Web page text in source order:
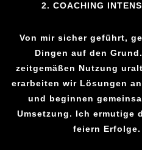
2. COACHING
Von mir sicher geführt,
Dingen auf den
zeitgemäßen Nutzung
erarbeiten wir Lösungen
und beginnen
Umsetzung. Ich ermutige
feiern Erfolge.